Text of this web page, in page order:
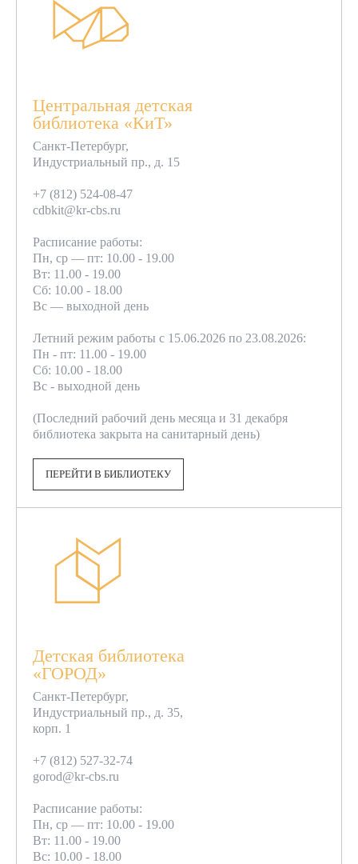
Центральная детская
библиотека «КиТ»
Санкт-Петербург,
Индустриальный пр., д. 15
+7 (812) 524-08-47
cdbkit@kr-cbs.ru
Расписание работы:
Пн, ср — пт: 10.00 - 19.00
Вт: 11.00 - 19.00
Сб: 10.00 - 18.00
Вс — выходной день
Летний режим работы с 15.06.2026 по 23.08.2026:
Пн - пт: 11.00 - 19.00
Сб: 10.00 - 18.00
Вс - выходной день
(Последний рабочий день месяца и 31 декабря
библиотека закрыта на санитарный день)
ПЕРЕЙТИ В БИБЛИОТЕКУ
Детская библиотека
«ГОРОД»
Санкт-Петербург,
Индустриальный пр., д. 35,
корп. 1
+7 (812) 527-32-74
gorod@kr-cbs.ru
Расписание работы:
Пн, ср — пт: 10.00 - 19.00
Вт: 11.00 - 19.00
Вс: 10.00 - 18.00